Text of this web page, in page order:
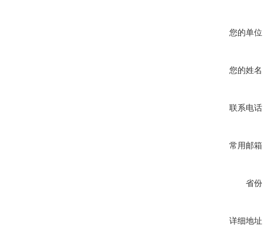
您的单位
您的姓名
联系电话
常用邮箱
省份
详细地址